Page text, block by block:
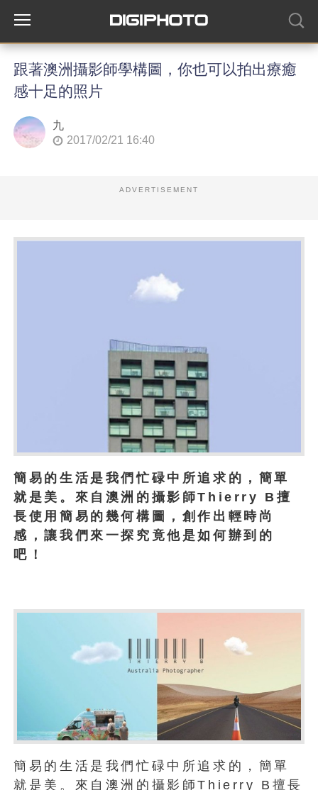
跟著澳洲攝影師學構圖，你也可以拍出療癒
感十足的照片
九
2017/02/21 16:40
ADVERTISEMENT
簡易的生活是我們忙碌中所追求的，簡單
就是美。來自澳洲的攝影師Thierry B擅
長使用簡易的幾何構圖，創作出輕時尚
感，讓我們來一探究竟他是如何辦到的
吧！
簡易的生活是我們忙碌中所追求的，簡單
就是美。來自澳洲的攝影師Thierry B擅長